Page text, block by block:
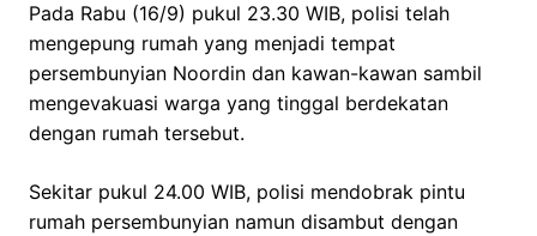
Pada Rabu (16/9) pukul 23.30 WIB, polisi telah
mengepung rumah yang menjadi tempat
persembunyian Noordin dan kawan-kawan sambil
mengevakuasi warga yang tinggal berdekatan
dengan rumah tersebut.
Sekitar pukul 24.00 WIB, polisi mendobrak pintu
rumah persembunyian namun disambut dengan